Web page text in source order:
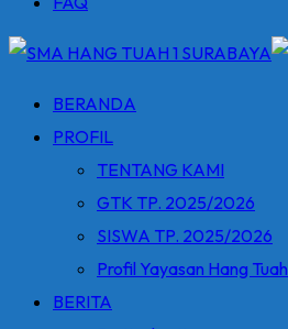
BERANDA
PROFIL
TENTANG KAMI
GTK TP. 2025/2026
SISWA TP. 2025/2026
Profil Yayasan Hang Tuah
BERITA